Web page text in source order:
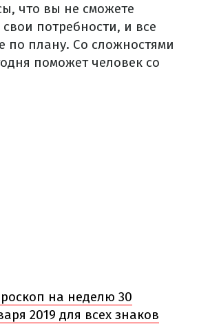
что вы не сможете
потребности, и все
по плану. Со сложностями
поможет человек со
на неделю 30
2019 для всех знаков